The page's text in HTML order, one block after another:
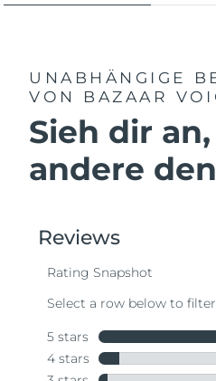
UNABHÄNGIGE
VON BAZAAR
Sieh dir
andere
Usbekistan
Vietnam